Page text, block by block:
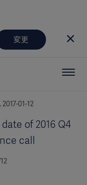
変更
01-12
of 2016 Q4
call